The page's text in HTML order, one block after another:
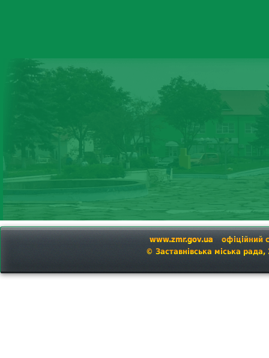
www.zmr.gov.ua
офіційний
© Заставнівська міська рада,